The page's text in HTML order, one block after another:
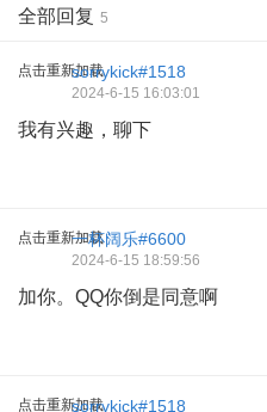
全部回复 5
点击重新加载sorrykick#1518
2024-6-15 16:03:01
我有兴趣，聊下
点击重新加载一杯阔乐#6600
2024-6-15 18:59:56
加你。QQ你倒是同意啊
点击重新加载sorrykick#1518